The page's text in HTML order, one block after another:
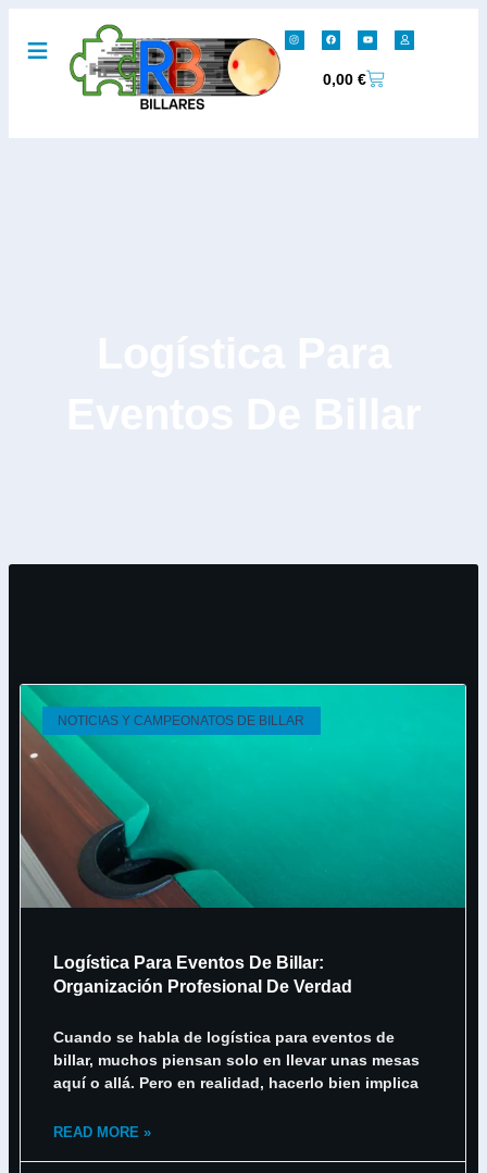
0,00 €
NOTICIAS Y CAMPEONATOS DE BILLAR
Logística Para Eventos De Billar:
Organización Profesional De Verdad
Cuando se habla de logística para eventos de
billar, muchos piensan solo en llevar unas mesas
aquí o allá. Pero en realidad, hacerlo bien implica
READ MORE »